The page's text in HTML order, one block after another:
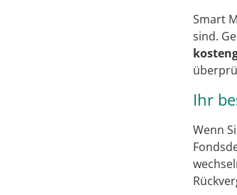
Smart
sind.
Ihr
Wenn